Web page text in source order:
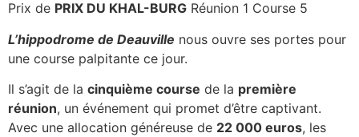
Prix de PRIX DU KHAL-BURG Réunion 1 Course 5
L’hippodrome de Deauville nous ouvre ses portes pour
une course palpitante ce jour.
Il s’agit de la cinquième course de la première
réunion, un événement qui promet d’être captivant.
Avec une allocation généreuse de 22 000 euros, les